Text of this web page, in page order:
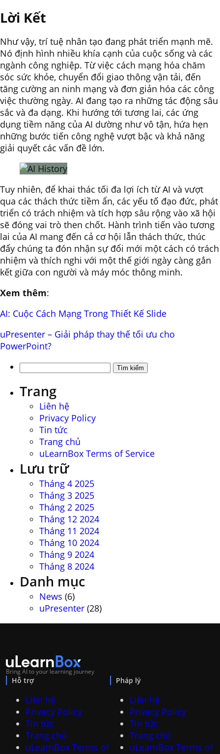
Lời Kết
Như vậy, trí tuệ nhân tạo đang phát triển mạnh mẽ.
Nó định hình nhiều khía cạnh của cuộc sống và các
ngành công nghiệp. Từ việc cách mạng hóa chăm
sóc sức khỏe, chuyển đổi giao thông vận tải, đến
tăng cường an ninh mạng và đơn giản hóa các công
việc thường ngày. AI đang tạo ra những tác động sâu
sắc và đa dạng. Khi hướng tới tương lai, các ứng
dụng tiềm năng của AI dường như vô tận, hứa hẹn
những bước tiến công nghệ vượt bậc và khả năng
giải quyết các vấn đề lớn.
Tuy nhiên, để khai thác tối đa lợi ích từ AI và vượt
qua các thách thức tiềm ẩn, các yếu tố đạo đức, phát
triển có trách nhiệm và tích hợp sâu rộng vào xã hội
sẽ đóng vai trò then chốt. Hành trình tiến vào tương
lai của AI mang đến cả cơ hội lẫn thách thức, thúc
đẩy chúng ta đón nhận sự đổi mới một cách có trách
nhiệm và thích nghi với một thế giới ngày càng gắn
kết giữa con người và máy móc thông minh.
Xem thêm:
AI: Cuộc Cách Mạng Trong Thiết Kế Slide
uPresenter – Giải pháp thay thế tối ưu cho
PowerPoint?
Tìm
cho:
Trang
Liên hệ
Privacy Policy
Tin tức
Trang chủ
uLearnBox Terms of Service
Lưu trữ
Tháng 4 2025
Tháng 3 2025
Tháng 2 2025
Tháng 12 2024
Tháng 11 2024
Tháng 10 2024
Tháng 9 2024
Tháng 8 2024
Danh mục
News (6)
uPresenter (28)
Bring AI to your learning journey
Hỗ trợ
Liên hệ
Privacy Policy
Tin tức
Trang chủ
uLearnBox Terms of
Pháp lý
Liên hệ
Privacy Policy
Tin tức
Trang chủ
uLearnBox Terms of